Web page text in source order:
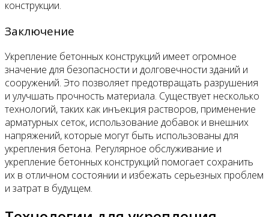
конструкции.
Заключение
Укрепление бетонных конструкций имеет огромное
значение для безопасности и долговечности зданий и
сооружений. Это позволяет предотвращать разрушения
и улучшать прочность материала. Существует несколько
технологий, таких как инъекция растворов, применение
арматурных сеток, использование добавок и внешних
напряжений, которые могут быть использованы для
укрепления бетона. Регулярное обслуживание и
укрепление бетонных конструкций помогает сохранить
их в отличном состоянии и избежать серьезных проблем
и затрат в будущем.